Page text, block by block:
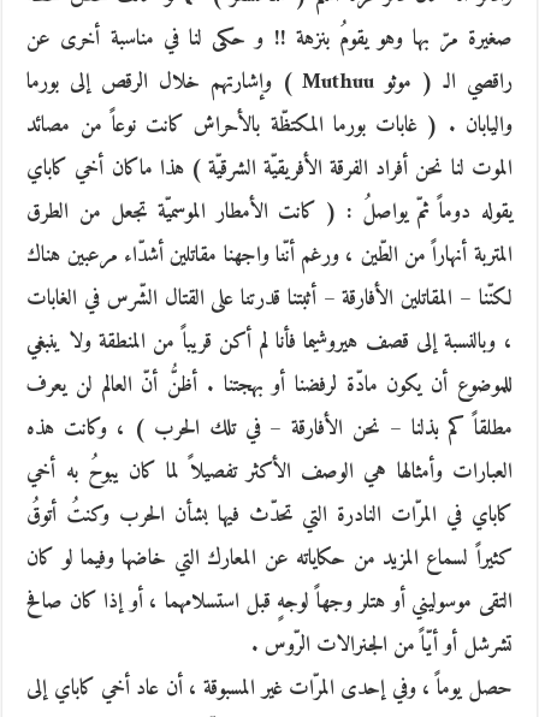
صغيرة مرّ بها وهو يقومُ بنزهة !! و حكى لنا في مناسبة أخرى عن
راقصي الـ ( موثو Muthuu ) وإشارتهم خلال الرقص إلى بورما
واليابان . ( غابات بورما المكتظّة بالأحراش كانت نوعاً من مصائد
الموت لنا نحن أفراد الفرقة الأفريقيّة الشرقيّة ) هذا ماكان أخي كاباي
يقوله دوماً ثمّ يواصلُ : ( كانت الأمطار الموسميّة تجعل من الطرق
المتربة أنهاراً من الطّين ، ورغم أنّنا واجهنا مقاتلين أشدّاء مرعبين هناك
لكنّنا – المقاتلين الأفارقة – أثبتنا قدرتنا على القتال الشّرس في الغابات
، وبالنسبة إلى قصف هيروشيما فأنا لم أكن قريباً من المنطقة ولا ينبغي
للموضوع أن يكون مادّة لرفضنا أو بهجتنا . أظنُّ أنّ العالم لن يعرف
مطلقاً كم بذلنا – نحن الأفارقة – في تلك الحرب ) ، وكانت هذه
العبارات وأمثالها هي الوصف الأكثر تفصيلاً لما كان يبوحُ به أخي
كاباي في المرّات النادرة التي تحدّث فيها بشأن الحرب وكنتُ أتوقُ
كثيراً لسماع المزيد من حكاياته عن المعارك التي خاضها وفيما لو كان
التقى موسوليني أو هتلر وجهاً لوجهٍ قبل استسلامهما ، أو إذا كان صافح
تشرشل أو أيّاً من الجنرالات الرّوس .
حصل يوماً ، وفي إحدى المرّات غير المسبوقة ، أن عاد أخي كاباي إلى